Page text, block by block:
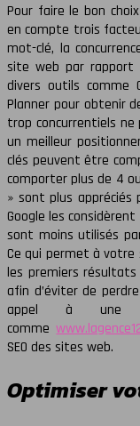
Pour faire le bon
en compte trois
mot-clé, la
site web par rapport
divers outils comme
Planner pour obtenir
trop concurrentiels
un meilleur
clés peuvent être
comporter plus de 4
» sont plus
Google les
sont moins utilisés
Ce qui permet à
les premiers
afin d’éviter de
appel à une
comme
SEO des sites web.
Optimiser